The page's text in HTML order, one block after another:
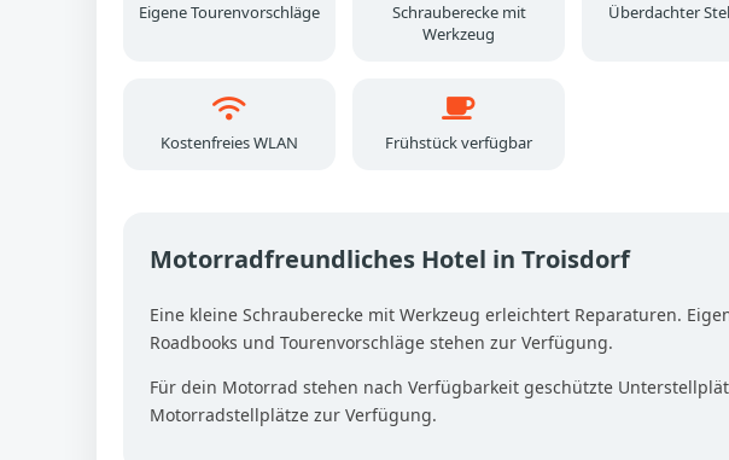
Eigene Tourenvorschläge
Schrauberecke mit
Werkzeug
Überdachter
Kostenfreies WLAN Frühstück verfügbar
Motorradfreundliches Hotel in Troisdorf
Eine kleine Schrauberecke mit Werkzeug erleichtert Reparaturen.
Roadbooks und Tourenvorschläge stehen zur Verfügung.
Für dein Motorrad stehen nach Verfügbarkeit geschützte
Motorradstellplätze zur Verfügung.